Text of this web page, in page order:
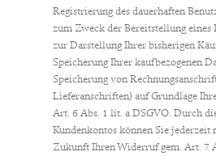
Registrierung des dauerhaften
zum Zweck der Bereitstellung eines
zur Darstellung Ihrer bisherigen
Speicherung Ihrer kaufbezogenen
Speicherung von
Lieferanschriften) auf Grundlage
Art. 6 Abs. 1 lit. a DSGVO. Durch
Kundenkontos können Sie
Zukunft Ihren Widerruf gem. Art. 7